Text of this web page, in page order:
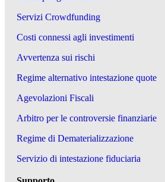
Servizi Crowdfunding
Costi connessi agli investimenti
Avvertenza sui rischi
Regime alternativo intestazione quote
Agevolazioni Fiscali
Arbitro per le controversie finanziarie
Regime di Dematerializzazione
Servizio di intestazione fiduciaria